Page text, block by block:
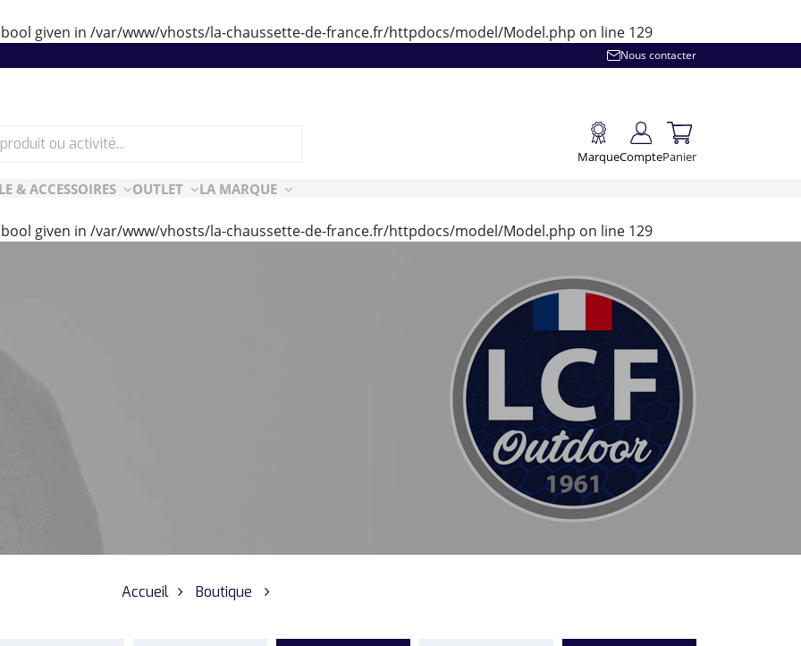
given in /var/www/vhosts/la-chaussette-de-france.fr/httpdocs/model/Model.php on line 129
Nous contacter
MarqueComptePanier
ESSENTIELLES
Style
& ACCESSOIRES OUTLET LA MARQUE
given in /var/www/vhosts/la-chaussette-de-france.fr/httpdocs/model/Model.php on line 129
Accueil Boutique